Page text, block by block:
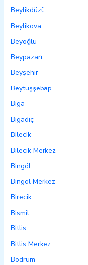
Beylikdüzü
Beylikova
Beyoğlu
Beypazarı
Beyşehir
Beytüşşebap
Biga
Bigadiç
Bilecik
Bilecik Merkez
Bingöl
Bingöl Merkez
Birecik
Bismil
Bitlis
Bitlis Merkez
Bodrum